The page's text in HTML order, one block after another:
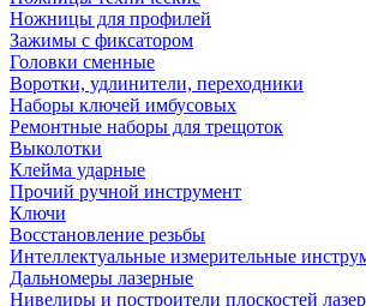
Ножницы для профилей
Зажимы с фиксатором
Головки сменные
Воротки, удлинители, переходники
Наборы ключей имбусовых
Ремонтные наборы для трещоток
Выколотки
Клейма ударные
Прочий ручной инструмент
Ключи
Восстановление резьбы
Интеллектуальные измерительные
Дальномеры лазерные
Нивелиры и построители плоскостей